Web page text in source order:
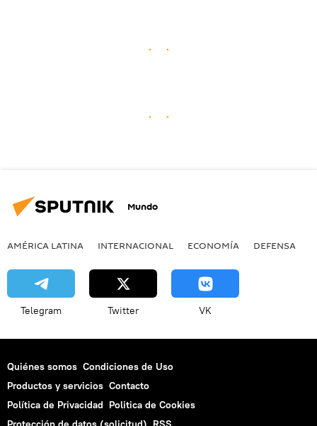
Mundo
AMÉRICA LATINA INTERNACIONAL ECONOMÍA DEFENSA
Telegram Twitter VK
Quiénes somos Condiciones de Uso
Productos y servicios Contacto
Política de Privacidad Politica de Cookies